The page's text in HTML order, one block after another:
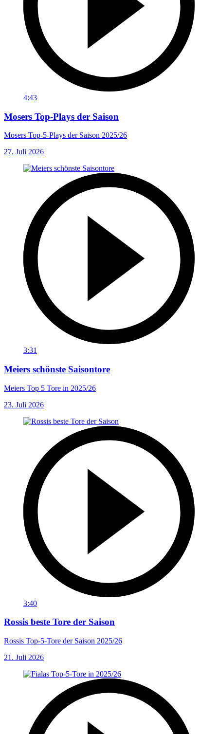
4:43
Mosers Top-Plays der Saison
Mosers Top-5-Plays der Saison 2025/26
27. Juli 2026
3:31
Meiers schönste Saisontore
Meiers Top 5 Tore in 2025/26
23. Juli 2026
3:40
Rossis beste Tore der Saison
Rossis Top-5-Tore der Saison 2025/26
21. Juli 2026